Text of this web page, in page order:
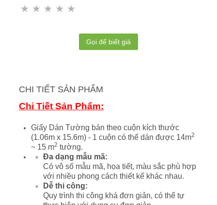
Gọi để biết giá
CHI TIẾT SẢN PHẨM
Chi Tiết Sản Phẩm:
Giấy Dán Tường bán theo cuộn kích thước
(1.06m x 15.6m) - 1 cuộn có thể dán được 14m2
~ 15 m2 tường.
Đa dạng mẫu mã:
Có vô số mẫu mã, họa tiết, màu sắc phù hợp
với nhiều phong cách thiết kế khác nhau.
Dễ thi công:
Quy trình thi công khá đơn giản, có thể tự